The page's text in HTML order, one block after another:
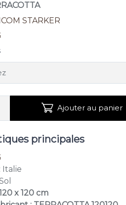
STARKER
Ajouter au panier
principales
: Italie
x 120 cm